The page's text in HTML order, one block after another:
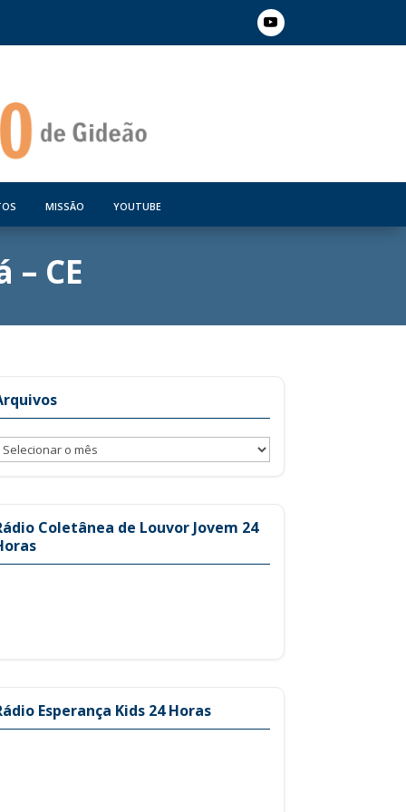
MISSÃO YOUTUBE
CE
Arquivos
Coletânea de Louvor Jovem 24
Esperança Kids 24 Horas